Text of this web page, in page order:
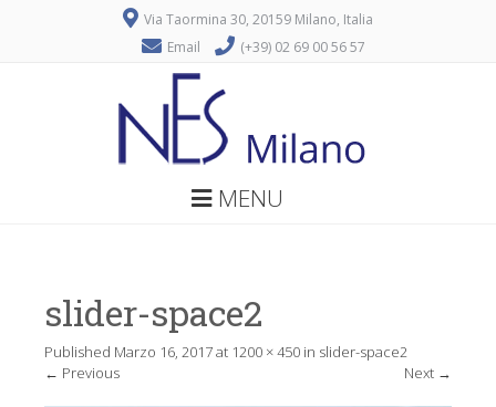
Via Taormina 30, 20159 Milano, Italia
Email
(+39) 02 69 00 56 57
MENU
slider-space2
Published Marzo 16, 2017at 1200 × 450 in slider-space2
← Previous Next →